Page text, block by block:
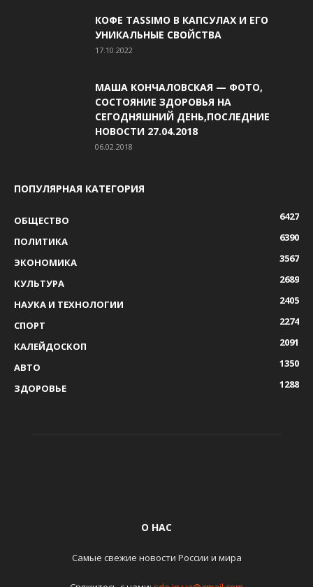
КОФЕ TASSIMO В КАПСУЛАХ И ЕГО
УНИКАЛЬНЫЕ СВОЙСТВА
17.10.2022
МАША КОНЧАЛОВСКАЯ — ФОТО,
СОСТОЯНИЕ ЗДОРОВЬЯ НА
СЕГОДНЯШНИЙ ДЕНЬ,ПОСЛЕДНИЕ
НОВОСТИ 27.04.2018
06.02.2018
ПОПУЛЯРНАЯ КАТЕГОРИЯ
ОБЩЕСТВО
6427
ПОЛИТИКА
6390
ЭКОНОМИКА
3567
КУЛЬТУРА
2689
НАУКА И ТЕХНОЛОГИИ
2405
СПОРТ
2274
КАЛЕЙДОСКОП
2091
АВТО
1350
ЗДОРОВЬЕ
1288
О НАС
Самые свежие новости России и мира